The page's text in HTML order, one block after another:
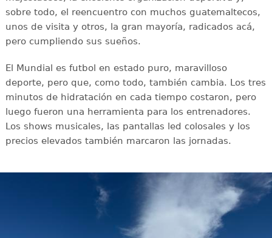
sobre todo, el reencuentro con muchos guatemaltecos,
unos de visita y otros, la gran mayoría, radicados acá,
pero cumpliendo sus sueños.
El Mundial es futbol en estado puro, maravilloso
deporte, pero que, como todo, también cambia. Los tres
minutos de hidratación en cada tiempo costaron, pero
luego fueron una herramienta para los entrenadores.
Los shows musicales, las pantallas led colosales y los
precios elevados también marcaron las jornadas.